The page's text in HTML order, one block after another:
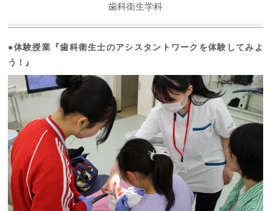
歯科衛生学科
●体験授業『歯科衛生士のアシスタントワークを体験してみよ
う！』